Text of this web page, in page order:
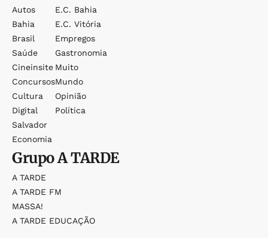
Autos
Bahia
Brasil
Saúde
Cineinsite
Concursos
Cultura
Digital
Salvador
Economia
E.c. Bahia
E.c. Vitória
Empregos
Gastronomia
Muito
Mundo
Opinião
Política
GrupoA TARDE
A TARDE
A TARDE FM
MASSA!
A TARDE EDUCAÇÃO